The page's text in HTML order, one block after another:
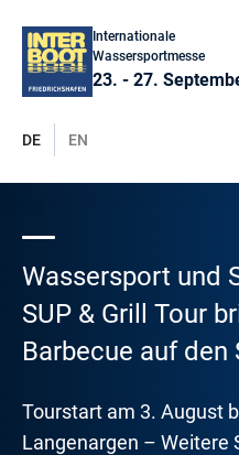
Internationale
Wassersportmesse
23. - 27.
DE EN
Wassersport und
SUP & Grill Tour
Barbecue auf den
Tourstart am 3. August
Langenargen – Weitere